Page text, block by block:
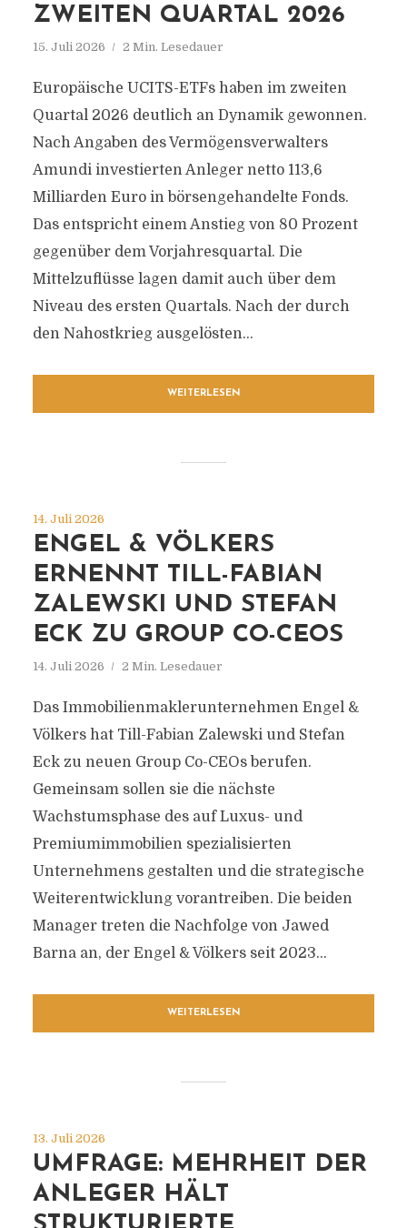
IMMOGRUND.ORG
Immobilien, Anlagen & Akteure im
Finanzdienstleistungsbereich
ZWEITEN QUARTAL 2026
15. Juli 2026 2 Min. Lesedauer
Europäische UCITS-ETFs haben im zweiten
Quartal 2026 deutlich an Dynamik gewonnen.
Nach Angaben des Vermögensverwalters
Amundi investierten Anleger netto 113,6
Milliarden Euro in börsengehandelte Fonds.
Das entspricht einem Anstieg von 80 Prozent
gegenüber dem Vorjahresquartal. Die
Mittelzuflüsse lagen damit auch über dem
Niveau des ersten Quartals. Nach der durch
den Nahostkrieg ausgelösten...
WEITERLESEN
14. Juli 2026
ENGEL & VÖLKERS
ERNENNT TILL-FABIAN
ZALEWSKI UND STEFAN
ECK ZU GROUP CO-CEOS
14. Juli 2026 2 Min. Lesedauer
Das Immobilienmaklerunternehmen Engel &
Völkers hat Till-Fabian Zalewski und Stefan
Eck zu neuen Group Co-CEOs berufen.
Gemeinsam sollen sie die nächste
Wachstumsphase des auf Luxus- und
Premiumimmobilien spezialisierten
Unternehmens gestalten und die strategische
Weiterentwicklung vorantreiben. Die beiden
Manager treten die Nachfolge von Jawed
Barna an, der Engel & Völkers seit 2023...
WEITERLESEN
13. Juli 2026
UMFRAGE: MEHRHEIT DER
ANLEGER HÄLT